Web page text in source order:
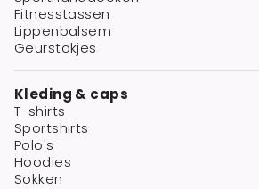
Fitnesstassen
Lippenbalsem
Geurstokjes
Kleding & caps
T-shirts
Sportshirts
Polo's
Hoodies
Sokken